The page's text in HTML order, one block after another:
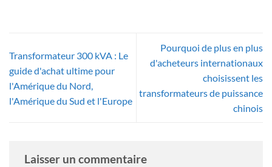
Transformateur 300 kVA : Le
guide d'achat ultime pour
l'Amérique du Nord,
l'Amérique du Sud et l'Europe
Pourquoi de plus en plus
d'acheteurs internationaux
choisissent les
transformateurs de puissance
chinois
Laisser un commentaire